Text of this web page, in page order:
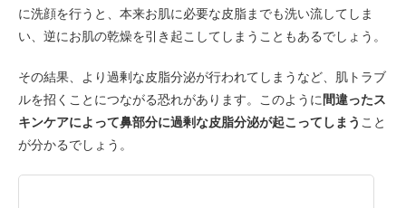
に洗顔を行うと、本来お肌に必要な皮脂までも洗い流してしま
い、逆にお肌の乾燥を引き起こしてしまうこともあるでしょう。
その結果、より過剰な皮脂分泌が行われてしまうなど、肌トラブ
ルを招くことにつながる恐れがあります。このように 間違ったス
キンケアによって鼻部分に過剰な皮脂分泌が起こってしまう こと
が分かるでしょう。